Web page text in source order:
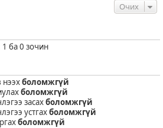
Очих
ба 0 зочин
нээхболомжгүй
боломжгүй
засахболомжгүй
устгахболомжгүй
боломжгүй